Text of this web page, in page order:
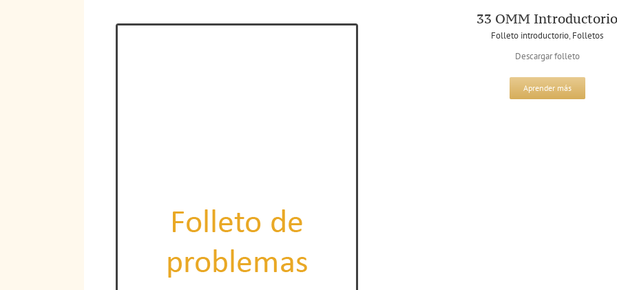
33 OMM Introductorio
Folleto introductorio, Folletos
Descargar folleto
Aprender más